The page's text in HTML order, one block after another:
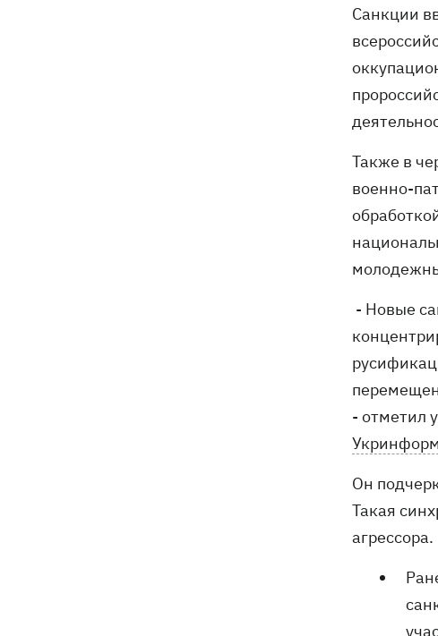
Санкции
Также в
военно-
- Новые
- отметил
Он
Такая
агрессора.